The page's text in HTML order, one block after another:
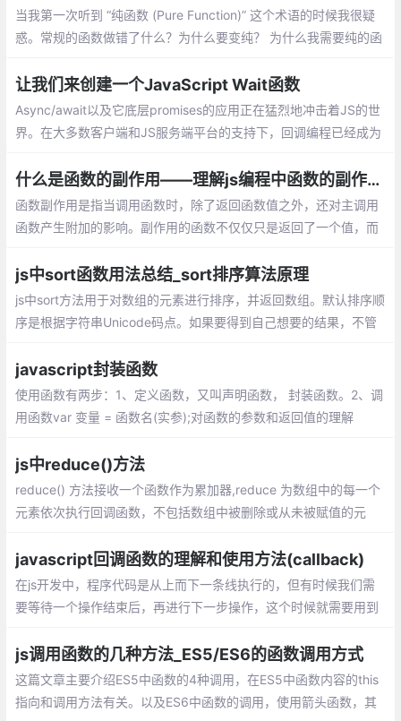
当我第一次听到 “纯函数 (Pure Function)” 这个术语的时候我很疑
惑。常规的函数做错了什么？为什么要变纯？ 为什么我需要纯的函
让我们来创建一个JavaScript Wait函数
Async/await以及它底层promises的应用正在猛烈地冲击着JS的世
界。在大多数客户端和JS服务端平台的支持下，回调编程已经成为
什么是函数的副作用——理解js编程中函数的副作用
函数副作用是指当调用函数时，除了返回函数值之外，还对主调用
函数产生附加的影响。副作用的函数不仅仅只是返回了一个值，而
js中sort函数用法总结_sort排序算法原理
js中sort方法用于对数组的元素进行排序，并返回数组。默认排序顺
序是根据字符串Unicode码点。如果要得到自己想要的结果，不管
小，然后返回一个用于说明这两个值的相对顺序的数字
javascript封装函数
使用函数有两步：1、定义函数，又叫声明函数， 封装函数。2、调
用函数var 变量 = 函数名(实参);对函数的参数和返回值的理解
js中reduce()方法
reduce() 方法接收一个函数作为累加器,reduce 为数组中的每一个
元素依次执行回调函数，不包括数组中被删除或从未被赋值的元
值，当前索引，原数组。
javascript回调函数的理解和使用方法(callback)
在js开发中，程序代码是从上而下一条线执行的，但有时候我们需
要等待一个操作结束后，再进行下一步操作，这个时候就需要用到
()构造函数创建的Function对象。
js调用函数的几种方法_ES5/ES6的函数调用方式
这篇文章主要介绍ES5中函数的4种调用，在ES5中函数内容的this
指向和调用方法有关。以及ES6中函数的调用，使用箭头函数，其